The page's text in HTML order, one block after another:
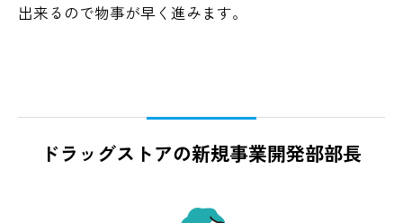
出来るので物事が早く進みます。
ドラッグストアの新規事業開発部部長